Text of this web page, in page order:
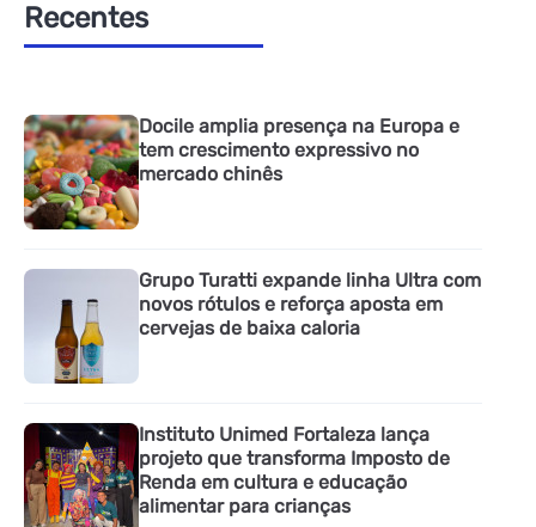
Recentes
Docile amplia presença na Europa e
tem crescimento expressivo no
mercado chinês
Grupo Turatti expande linha Ultra com
novos rótulos e reforça aposta em
cervejas de baixa caloria
Instituto Unimed Fortaleza lança
projeto que transforma Imposto de
Renda em cultura e educação
alimentar para crianças